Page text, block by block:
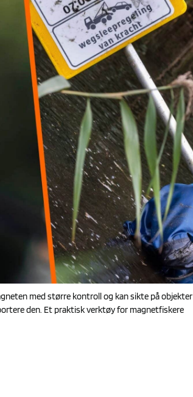
med større kontroll og kan sikte på objekter
den. Et praktisk verktøy for magnetfiskere